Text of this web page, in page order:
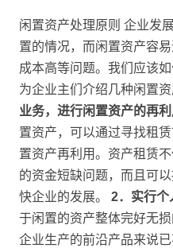
闲置资产处理原则 企业发
置的情况，而闲置资产容
成本高等问题。我们应该
为企业主们介绍几种闲置
业务，进行闲置资产的再利
置资产，可以通过寻找租
置资产再利用。资产租赁
的资金短缺问题，而且可
快企业的发展。 2．实行个
于闲置的资产整体完好无
企业生产的前沿产品来说